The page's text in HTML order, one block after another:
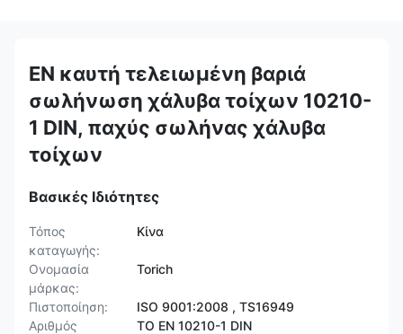
EN καυτή τελειωμένη βαριά
σωλήνωση χάλυβα τοίχων 10210-
1 DIN, παχύς σωλήνας χάλυβα
τοίχων
Βασικές Ιδιότητες
Τόπος
καταγωγής:
Κίνα
Ονομασία
μάρκας:
Torich
Πιστοποίηση:
ISO 9001:2008 , TS16949
Αριθμός
ΤΟ EN 10210-1 DIN